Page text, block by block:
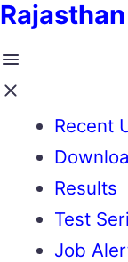
Recent
Results
Test
Job